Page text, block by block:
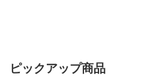
ピックアップ商品